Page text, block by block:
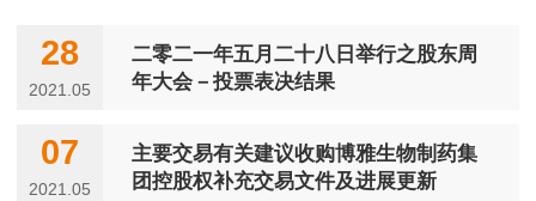
二零二一年五月二十八日举行之股东周
年大会－投票表决结果
28
2021.05
主要交易有关建议收购博雅生物制药集
团控股权补充交易文件及进展更新
07
2021.05